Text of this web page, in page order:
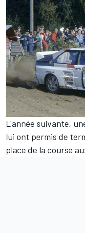
L'année suivante,
lui ont permis de
place de la course